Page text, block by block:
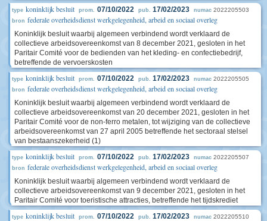
type koninklijk besluit prom. 07/10/2022 pub. 17/02/2023 numac 2022205503
bron federale overheidsdienst werkgelegenheid, arbeid en sociaal overleg
Koninklijk besluit waarbij algemeen verbindend wordt verklaard de
collectieve arbeidsovereenkomst van 8 december 2021, gesloten in het
Paritair Comité voor de bedienden van het kleding- en confectiebedrijf,
betreffende de vervoerskosten
type koninklijk besluit prom. 07/10/2022 pub. 17/02/2023 numac 2022205505
bron federale overheidsdienst werkgelegenheid, arbeid en sociaal overleg
Koninklijk besluit waarbij algemeen verbindend wordt verklaard de
collectieve arbeidsovereenkomst van 20 december 2021, gesloten in het
Paritair Comité voor de non-ferro metalen, tot wijziging van de collectieve
arbeidsovereenkomst van 27 april 2005 betreffende het sectoraal stelsel
van bestaanszekerheid (1)
type koninklijk besluit prom. 07/10/2022 pub. 17/02/2023 numac 2022205507
bron federale overheidsdienst werkgelegenheid, arbeid en sociaal overleg
Koninklijk besluit waarbij algemeen verbindend wordt verklaard de
collectieve arbeidsovereenkomst van 9 december 2021, gesloten in het
Paritair Comité voor toeristische attracties, betreffende het tijdskrediet
type koninklijk besluit prom. 07/10/2022 pub. 17/02/2023 numac 2022205510